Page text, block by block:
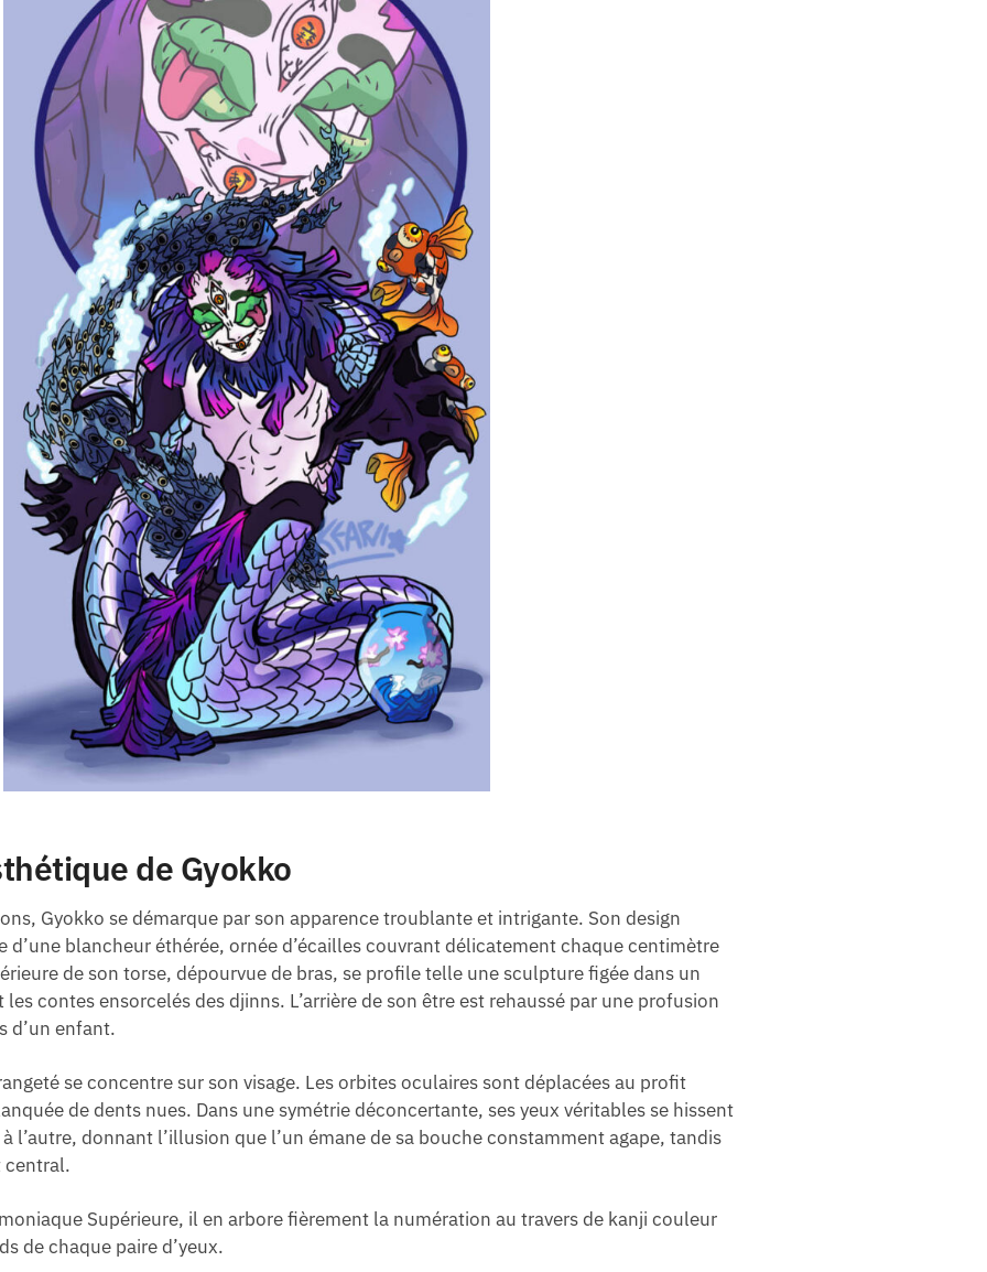
de Gyokko
Gyokko se démarque par son apparence troublante et intrigante. Son design
d’une blancheur éthérée, ornée d’écailles couvrant délicatement chaque centimètre
de son torse, dépourvue de bras, se profile telle une sculpture figée dans un
contes ensorcelés des djinns. L’arrière de son être est rehaussé par une profusion
d’un enfant.
se concentre sur son visage. Les orbites oculaires sont déplacées au profit
de dents nues. Dans une symétrie déconcertante, ses yeux véritables se hissent
l’autre, donnant l’illusion que l’un émane de sa bouche constamment agape, tandis
central.
Supérieure, il en arbore fièrement la numération au travers de kanji couleur
de chaque paire d’yeux.